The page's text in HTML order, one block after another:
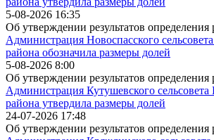
5-08-2026 16:35
Об утверждении результатов определения
Администрация Новоспасского
района обозначила размеры долей
5-08-2026 8:00
Об утверждении результатов определения
Администрация Кутушевского сельсовета
района утвердила размеры долей
24-07-2026 17:48
Об утверждении результатов определения